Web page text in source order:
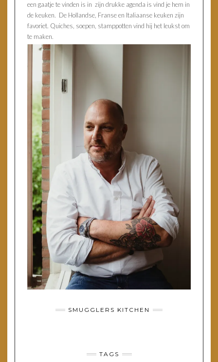
een gaatje te vinden is in zijn drukke agenda is vind je hem in
de keuken. De Hollandse, Franse en Italiaanse keuken zijn
favoriet. Quiches, soepen, stamppotten vind hij het leukst om
te maken.
SMUGGLERS KITCHEN
TAGS